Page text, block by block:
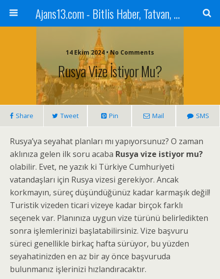
Ajans13.com - Bitlis Haber, Tatvan, Ahlat, Adilcevaz, Mutki, Hizan, Güroymak, Gazete, Ajans, 13, Haber
14 Ekim 2024 • No Comments
Rusya Vize İstiyor Mu?
Share Tweet Pin Mail SMS
Rusya’ya seyahat planları mı yapıyorsunuz? O zaman
aklınıza gelen ilk soru acaba Rusya vize istiyor mu?
olabilir. Evet, ne yazık ki Türkiye Cumhuriyeti
vatandaşları için Rusya vizesi gerekiyor. Ancak
korkmayın, süreç düşündüğünüz kadar karmaşık değil!
Turistik vizeden ticari vizeye kadar birçok farklı
seçenek var. Planınıza uygun vize türünü belirledikten
sonra işlemlerinizi başlatabilirsiniz. Vize başvuru
süreci genellikle birkaç hafta sürüyor, bu yüzden
seyahatinizden en az bir ay önce başvuruda
bulunmanız işlerinizi hızlandıracaktır.